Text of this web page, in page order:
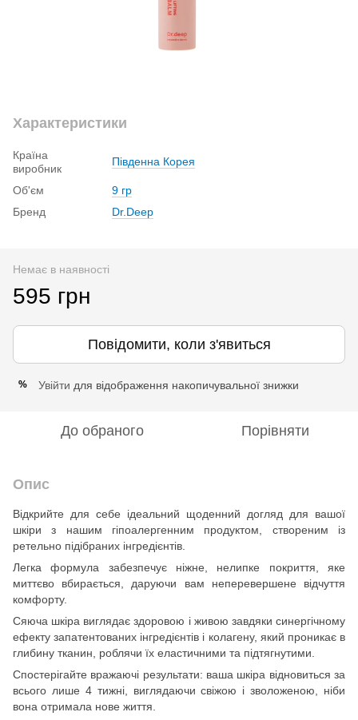
Характеристики
Країна
виробник
Південна Корея
Об'єм
9 гр
Бренд
Dr.Deep
Немає в наявності
595 грн
Повідомити, коли з'явиться
% Увійти для відображення накопичувальної знижки
До обраного Порівняти
Опис
Відкрийте для себе ідеальний щоденний догляд для вашої
шкіри з нашим гіпоалергенним продуктом, створеним із
ретельно підібраних інгредієнтів.
Легка формула забезпечує ніжне, нелипке покриття, яке
миттєво вбирається, даруючи вам неперевершене відчуття
комфорту.
Сяюча шкіра виглядає здоровою і живою завдяки синергічному
ефекту запатентованих інгредієнтів і колагену, який проникає в
глибину тканин, роблячи їх еластичними та підтягнутими.
Спостерігайте вражаючі результати: ваша шкіра відновиться за
всього лише 4 тижні, виглядаючи свіжою і зволоженою, ніби
вона отримала нове життя.